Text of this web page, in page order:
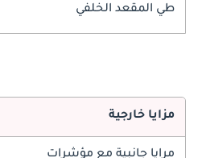
طي المقعد الخلفي
مزايا خارجية
مرايا جانبية مع مؤشرات